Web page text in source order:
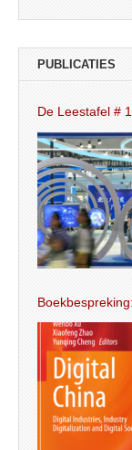
PUBLICATIES